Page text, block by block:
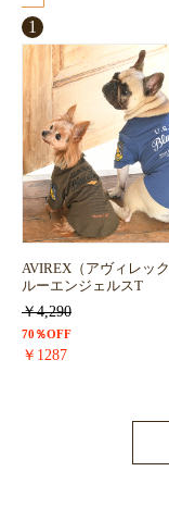
1
AVIREX（アヴィレッ
ルーエンジェルスT
￥4,290
70％OFF
￥1287